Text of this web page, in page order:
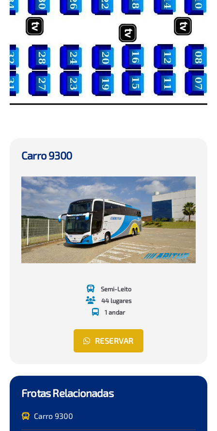
Carro 9300
Semi-Leito
44 lugares
1 andar
RESERVAR
Frotas Relacionadas
Carro 9300